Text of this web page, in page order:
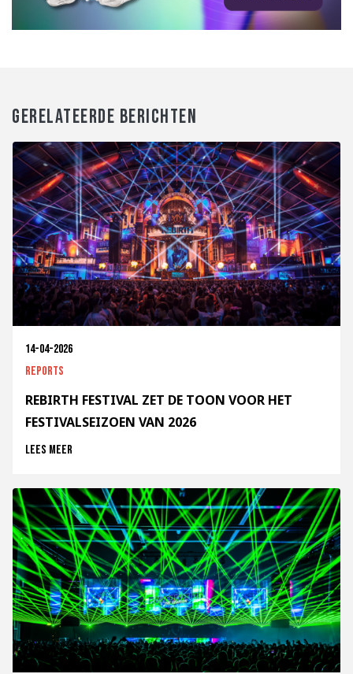
GERELATEERDE BERICHTEN
14-04-2026
Reports
REBIRTH FESTIVAL ZET DE TOON VOOR HET
FESTIVALSEIZOEN VAN 2026
Lees meer